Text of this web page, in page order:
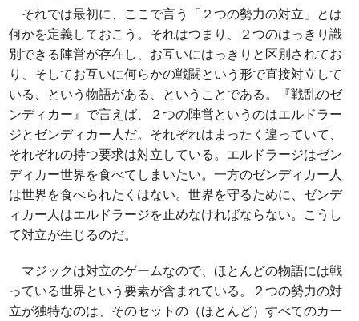
それでは最初に、ここで言う「２つの勢力の対立」とは
何かを定義しておこう。それはつまり、２つのはっきり識
別できる陣営が存在し、お互いにはっきりと区別されてお
り、そしてお互いに何らかの戦闘という形で直接対立して
いる、という物語がある、ということである。『戦乱のゼ
ンディカー』で言えば、２つの陣営というのはエルドラー
ジとゼンディカー人だ。それぞれはまったく違っていて、
それぞれの持つ要求は対立している。エルドラージはゼン
ディカー世界を食べてしまいたい。一方のゼンディカー人
は世界を食べられたくはない。世界を守るために、ゼンデ
ィカー人はエルドラージを止めなければならない。こうし
て対立が生じるのだ。
マジックは対立のゲームなので、ほとんどの物語には戦
っている世界という要素が含まれている。２つの勢力の対
立が独特なのは、そのセットの（ほとんど）すべてのカー